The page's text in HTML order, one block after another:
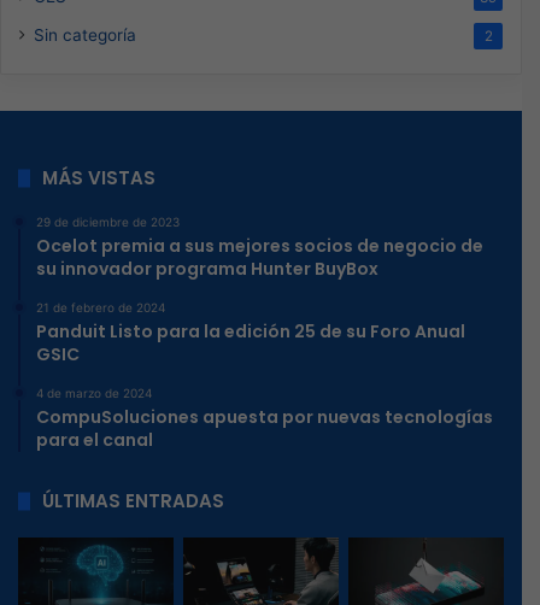
Sin categoría 2
MÁS VISTAS
29 de diciembre de 2023
Ocelot premia a sus mejores socios de negocio de
su innovador programa Hunter BuyBox
21 de febrero de 2024
Panduit Listo para la edición 25 de su Foro Anual
GSIC
4 de marzo de 2024
CompuSoluciones apuesta por nuevas tecnologías
para el canal
ÚLTIMAS ENTRADAS